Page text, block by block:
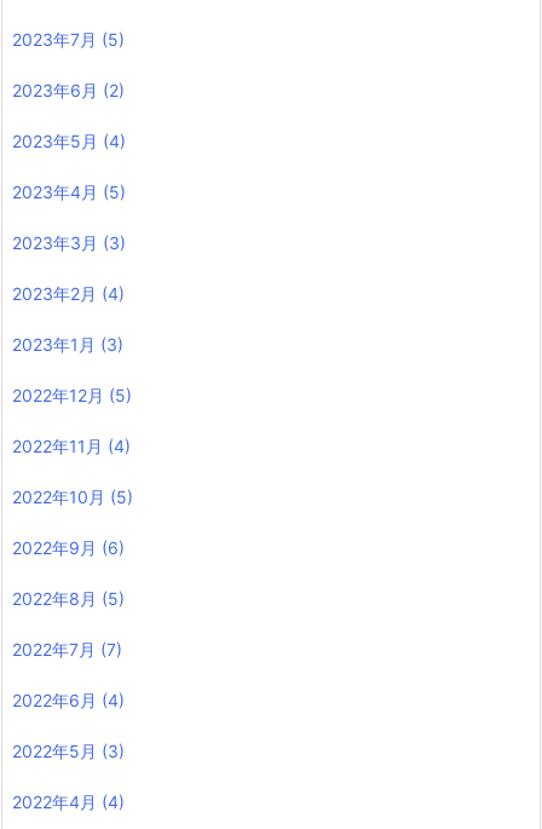
2023年7月 (5)
2023年6月 (2)
2023年5月 (4)
2023年4月 (5)
2023年3月 (3)
2023年2月 (4)
2023年1月 (3)
2022年12月 (5)
2022年11月 (4)
2022年10月 (5)
2022年9月 (6)
2022年8月 (5)
2022年7月 (7)
2022年6月 (4)
2022年5月 (3)
2022年4月 (4)